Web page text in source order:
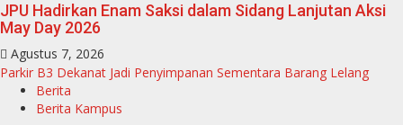
JPU Hadirkan Enam Saksi dalam Sidang Lanjutan Aksi
May Day 2026
Agustus 7, 2026
Parkir B3 Dekanat Jadi Penyimpanan Sementara Barang Lelang
Berita
Berita Kampus